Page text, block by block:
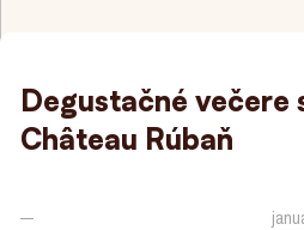
Degustačné večere
Château Rúbaň
—